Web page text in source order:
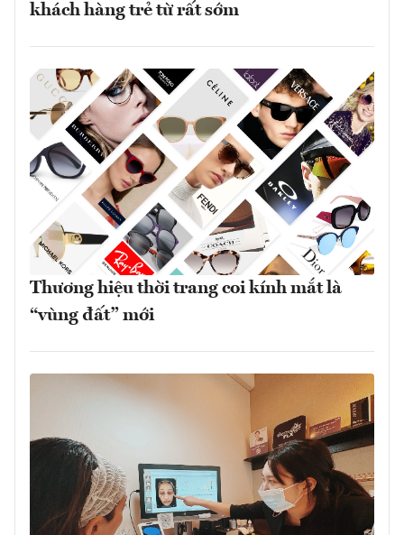
khách hàng trẻ từ rất sớm
Thương hiệu thời trang coi kính mắt là
“vùng đất” mới